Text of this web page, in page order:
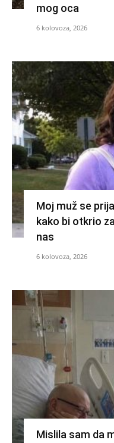
mog oca
6 kolovoza, 2026
Moj muž se
kako bi otkrio
nas
6 kolovoza, 2026
Mislila sam da